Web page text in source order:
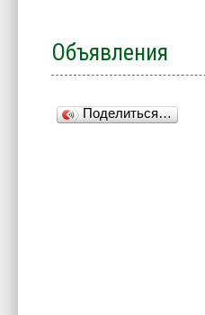
Объявления
Поделиться…